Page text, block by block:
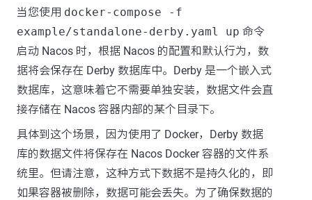
当您使用 docker-compose -f
example/standalone-derby.yaml up 命令
启动 Nacos 时，根据 Nacos 的配置和默认行为，数
据将会保存在 Derby 数据库中。Derby 是一个嵌入式
数据库，这意味着它不需要单独安装，数据文件会直
接存储在 Nacos 容器内部的某个目录下。
具体到这个场景，因为使用了 Docker，Derby 数据
库的数据文件将保存在 Nacos Docker 容器的文件系
统里。但请注意，这种方式下数据不是持久化的，即
如果容器被删除，数据可能会丢失。为了确保数据的